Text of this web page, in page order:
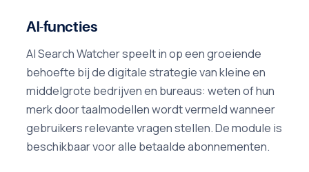
AI-functies
AI Search Watcher speelt in op een groeiende
behoefte bij de digitale strategie van kleine en
middelgrote bedrijven en bureaus: weten of hun
merk door taalmodellen wordt vermeld wanneer
gebruikers relevante vragen stellen. De module is
beschikbaar voor alle betaalde abonnementen.